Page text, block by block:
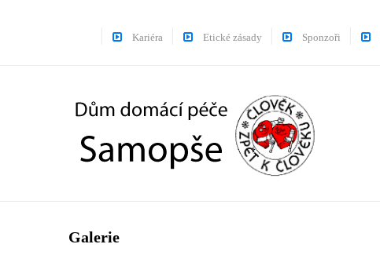
Kariéra Etické zásady Sponzoři
Galerie